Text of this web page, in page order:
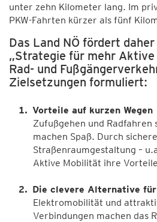
unter zehn Kilometer lang. Im
PKW-Fahrten kürzer als fünf
Das Land NÖ fördert
„Strategie für mehr
Rad- und
Zielsetzungen formuliert:
Vorteile auf kurzen Wegen
Zufußgehen und Radfahren
machen Spaß. Durch
Straßenraumgestaltung –
Aktive Mobilität ihre
Die clevere Alternative
Elektromobilität und
Verbindungen machen das